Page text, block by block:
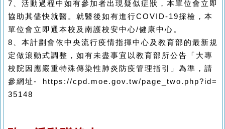
7、活動過程中如有參加者出現疑似症狀，本單位會立即
協助其儘快就醫。就醫後如有進行COVID-19採檢，本
單位會立即通本校及南護校安中心/健康中心。
8、本計劃會依中央流行疫情指揮中心及教育部的最新規
定做滾動式調整，如有未盡事宜以教育部所公告「大專
校院因應嚴重特殊傳染性肺炎防疫管理指引」為準，請
參網址- https://cpd.moe.gov.tw/page_two.php?id=
35148